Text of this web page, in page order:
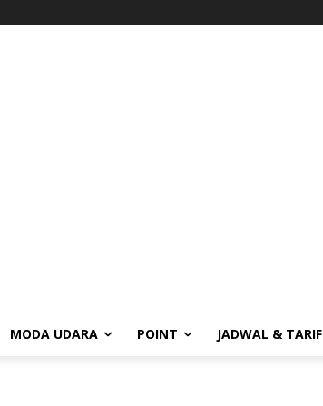
MODA UDARA POINT JADWAL & TARIF